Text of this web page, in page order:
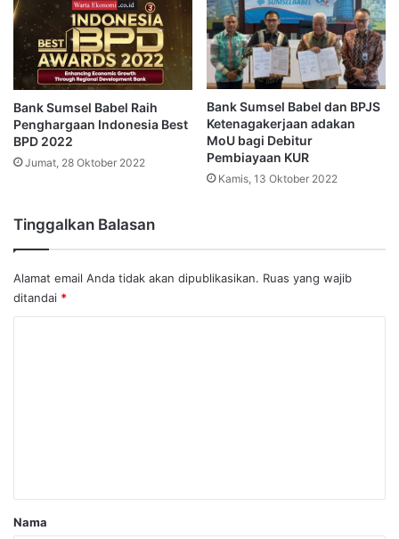
Bank Sumsel Babel Raih
Penghargaan Indonesia Best
BPD 2022
Jumat, 28 Oktober 2022
Bank Sumsel Babel dan BPJS
Ketenagakerjaan adakan
MoU bagi Debitur
Pembiayaan KUR
Kamis, 13 Oktober 2022
Tinggalkan Balasan
Alamat email Anda tidak akan dipublikasikan. Ruas yang wajib
ditandai *
rNama